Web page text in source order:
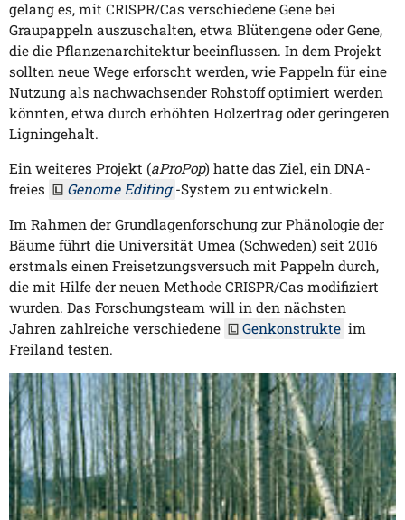
gelang es, mit CRISPR/Cas verschiedene Gene bei
Graupappeln auszuschalten, etwa Blütengene oder Gene,
die die Pflanzenarchitektur beeinflussen. In dem Projekt
sollten neue Wege erforscht werden, wie Pappeln für eine
Nutzung als nachwachsender Rohstoff optimiert werden
könnten, etwa durch erhöhten Holzertrag oder geringeren
Ligningehalt.
Ein weiteres Projekt (aProPop) hatte das Ziel, ein DNA-
freies
Genome Editing -System zu entwickeln.
Im Rahmen der Grundlagenforschung zur Phänologie der
Bäume führt die Universität Umea (Schweden) seit 2016
erstmals einen Freisetzungsversuch mit Pappeln durch,
die mit Hilfe der neuen Methode CRISPR/Cas modifiziert
wurden. Das Forschungsteam will in den nächsten
Jahren zahlreiche verschiedene
Genkonstrukte im
Freiland testen.